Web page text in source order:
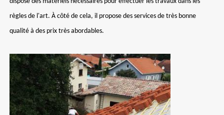
règles de l'art. À côté de cela, il propose des services de très bonne
qualité à des prix très abordables.